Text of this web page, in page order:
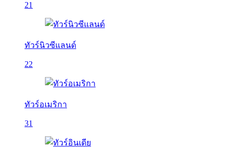
21
ทัวร์นิวซีแลนด์
22
ทัวร์อเมริกา
31